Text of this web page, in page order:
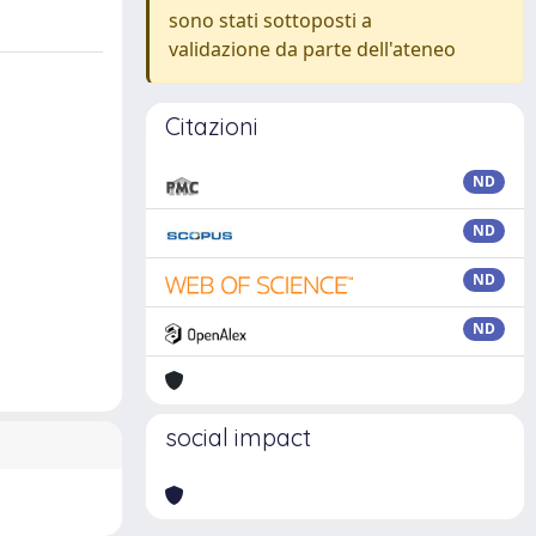
sono stati sottoposti a
validazione da parte dell'ateneo
Citazioni
ND
ND
ND
ND
social impact